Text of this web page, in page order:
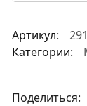
Артикул:
Категории:
Поделиться: